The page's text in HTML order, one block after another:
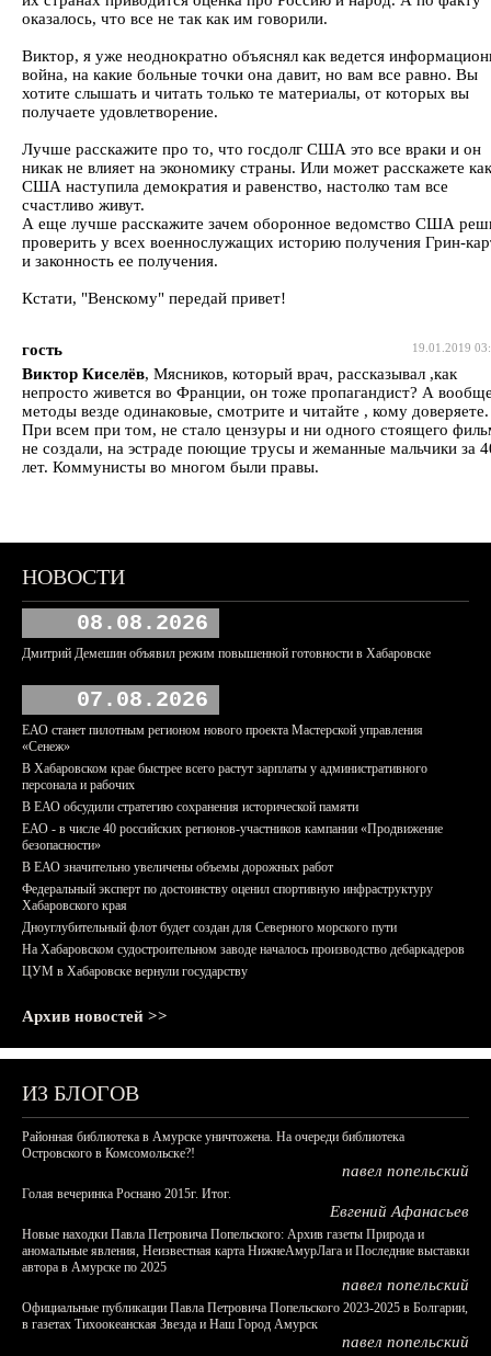
оказалось, что все не так как им говорили.
Виктор, я уже неоднократно объяснял как ведется
война, на какие больные точки она давит, но вам все равно. Вы
хотите слышать и читать только те материалы, от которых вы
получаете удовлетворение.
Лучше расскажите про то, что госдолг США это все враки и он
никак не влияет на экономику страны. Или может расскажете
США наступила демократия и равенство, настолко там все
счастливо живут.
А еще лучше расскажите зачем оборонное ведомство США
проверить у всех военнослужащих историю получения Грин-
и законность ее получения.
Кстати, "Венскому" передай привет!
19.01.2019
гость
Виктор Киселёв, Мясников, который врач, рассказывал ,как
непросто живется во Франции, он тоже пропагандист? А
методы везде одинаковые, смотрите и читайте , кому доверяете.
При всем при том, не стало цензуры и ни одного стоящего
не создали, на эстраде поющие трусы и жеманные мальчики за
лет. Коммунисты во многом были правы.
НОВОСТИ
08.08.2026
Дмитрий Демешин объявил режим повышенной готовности в Хабаровске
07.08.2026
ЕАО станет пилотным регионом нового проекта Мастерской управления
«Сенеж»
В Хабаровском крае быстрее всего растут зарплаты у административного
персонала и рабочих
В ЕАО обсудили стратегию сохранения исторической памяти
ЕАО - в числе 40 российских регионов-участников кампании «Продвижение
безопасности»
В ЕАО значительно увеличены объемы дорожных работ
Федеральный эксперт по достоинству оценил спортивную инфраструктуру
Хабаровского края
Дноуглубительный флот будет создан для Северного морского пути
На Хабаровском судостроительном заводе началось производство дебаркадеров
ЦУМ в Хабаровске вернули государству
Архив новостей >>
ИЗ БЛОГОВ
Районная библиотека в Амурске уничтожена. На очереди библиотека
Островского в Комсомольске?!
павел попельский
Голая вечеринка Роснано 2015г. Итог.
Евгений Афанасьев
Новые находки Павла Петровича Попельского: Архив газеты Природа и
аномальные явления, Неизвестная карта НижнеАмурЛага и Последние выставки
автора в Амурске по 2025
павел попельский
Официальные публикации Павла Петровича Попельского 2023-2025 в Болгарии,
в газетах Тихоокеанская Звезда и Наш Город Амурск
павел попельский